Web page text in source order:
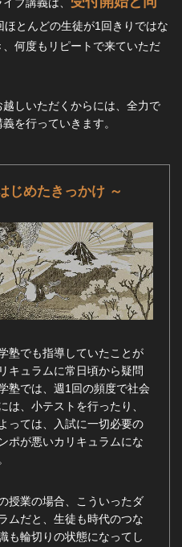
ほとんどの生徒が1回きりではな
何度もリピートで来ていただ
しいただくからには、全力で
を行っていきます。
じめたきっかけ ～
塾でも指導していたことが
キュラムに常日頃から疑問
塾では、週1回の頻度で社会
は、小テストを行ったり、
っては、入試に一切必要の
ポが悪いカリキュラムにな
授業の場合、こういったダ
ムだと、生徒も時代のつな
も輪切りの状態になってし